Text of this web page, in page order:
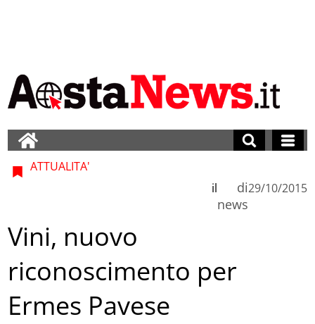
ATTUALITA'
di
news
il 29/10/2015
Vini, nuovo
riconoscimento per
Ermes Pavese